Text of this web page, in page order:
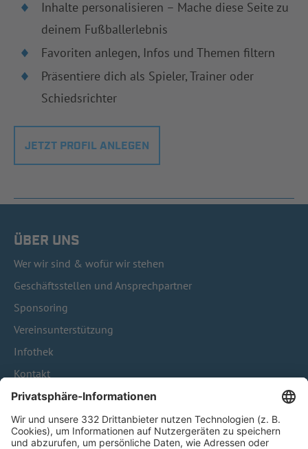
Inhalte personalisieren – Mache diese Seite zu
deinem Fußballerlebnis
Favoriten anlegen, Infos und Themen filtern
Präsentiere dich als Spieler, Trainer oder
Schiedsrichter
JETZT PROFIL ANLEGEN
ÜBER UNS
Wer wir sind & wofür wir stehen
Geschäftsstellen und Ansprechpartner
Sponsoring
Vereinsunterstützung
Infothek
Kontakt
HÄUFIG BESUCHTE SEITEN
Pässe und Vereinswechsel